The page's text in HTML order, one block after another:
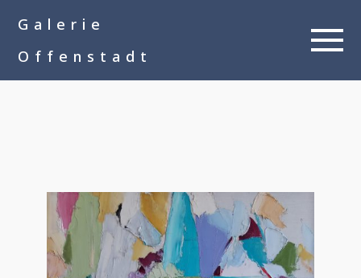
verification=__Kkl892DwMQgMkXsVxXcP8FPkKDh32a1qj3vnYFWbQ
Galerie
Offenstadt